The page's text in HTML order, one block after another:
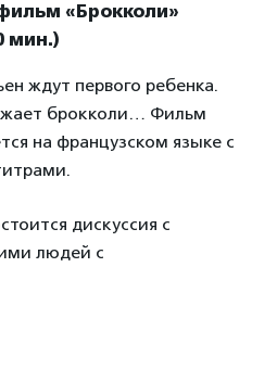
«Брокколи»
мин.)
ждут первого ребенка.
брокколи… Фильм
на французском языке с
дискуссия с
людей с